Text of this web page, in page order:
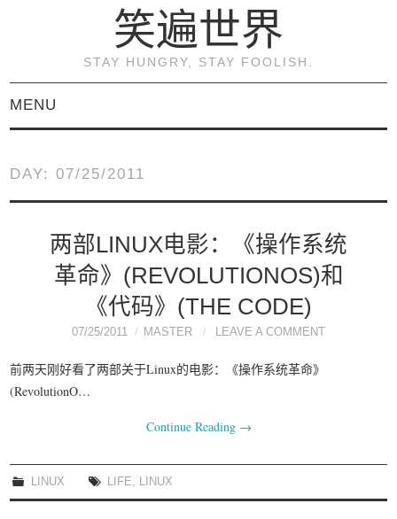
笑遍世界
STAY HUNGRY, STAY FOOLISH.
MENU
（连载）
《KVM虚拟化技术：实
战与原理解析》
关于本博客
DAY:07/25/2011
两部LINUX电影：《操作系统
革命》(REVOLUTIONOS)和
《代码》(THE CODE)
07/25/2011 MASTER LEAVE A COMMENT
前两天刚好看了两部关于Linux的电影：《操作系统革命》
(RevolutionO…
Continue Reading →
LINUX LIFE LINUX